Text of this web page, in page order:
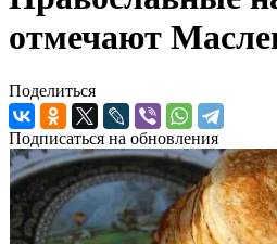
отмечают
Поделиться
Подписаться на обновления